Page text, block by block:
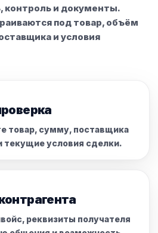
контроль и документы.
под товар, объём
и условия
товар, сумму, поставщика
текущие условия сделки.
реквизиты получателя